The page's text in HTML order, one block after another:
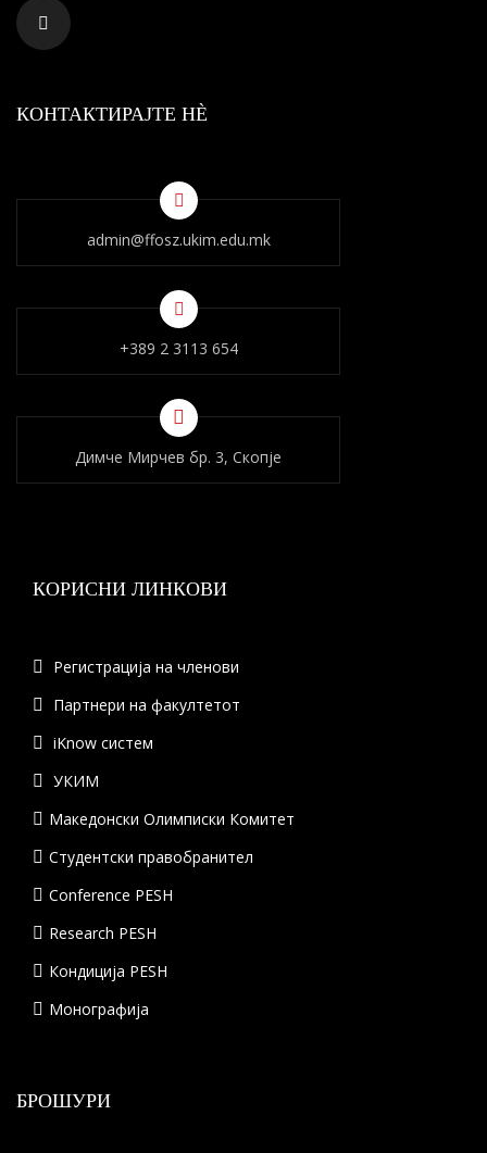
КОНТАКТИРАЈТЕ НÈ
admin@ffosz.ukim.edu.mk
+389 2 3113 654
Димче Мирчев бр. 3, Скопје
КОРИСНИ ЛИНКОВИ
Регистрација на членови
Партнери на факултетот
iKnow систем
УКИМ
Македонски Олимписки Комитет
Студентски правобранител
Conference PESH
Research PESH
Кондиција PESH
Монографија
БРОШУРИ